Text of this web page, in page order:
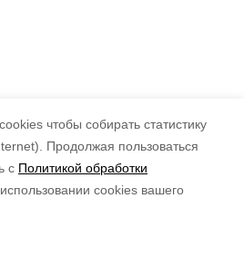
чтобы собирать статистику
Продолжая пользоваться
с Политикой обработки
cookies вашего